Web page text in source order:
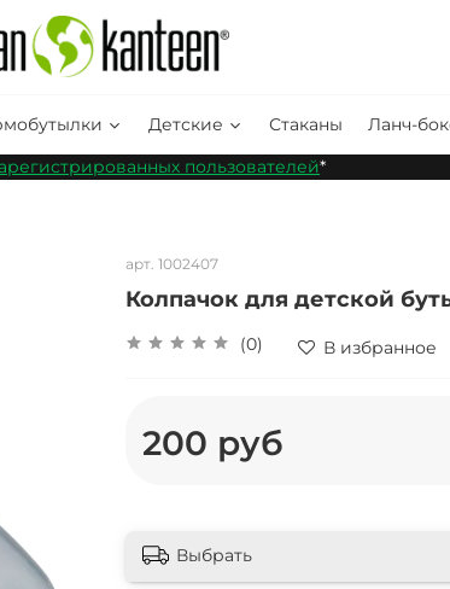
Детские Стаканы Ланч-
пользователей*
арт. 1002407
Колпачок для детской
(0) В избранное
200 руб
Выбрать